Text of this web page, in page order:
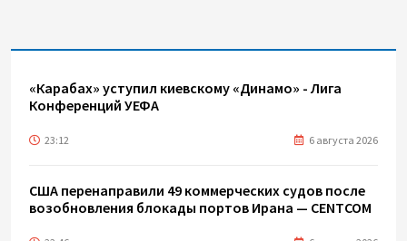
«Карабах» уступил киевскому «Динамо» - Лига
Конференций УЕФА
23:12 6 августа 2026
США перенаправили 49 коммерческих судов после
возобновления блокады портов Ирана — CENTCOM